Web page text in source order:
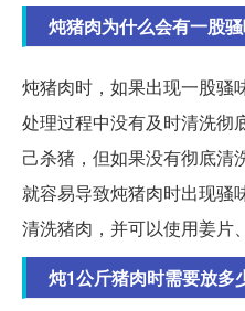
炖猪肉为什么会有一股
炖猪肉时，如果出现一股骚
处理过程中没有及时清洗彻
己杀猪，但如果没有彻底清
就容易导致炖猪肉时出现骚
清洗猪肉，并可以使用姜片
炖1公斤猪肉时需要放多